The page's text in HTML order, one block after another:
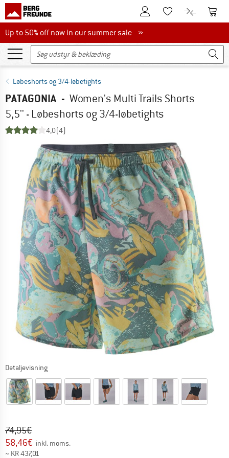
Til kundekontoenTil huskesedlen.
Til Til
Up to 50% off now in our summer sale
Up to 50% off now in our summer sale »
Løbeshorts og 3/4-løbetights
PATAGONIA - Women's Multi Trails Shorts
5,5'' - Løbeshorts og 3/4-løbetights
4,0(4)
Detaljevisning
Original pris :
74,95€
Pris:
58,46€ inkl. moms.
~ KR437,01